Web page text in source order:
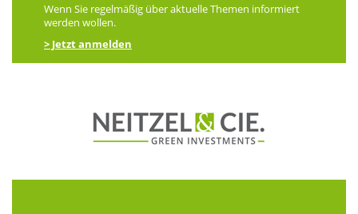
Wenn Sie regelmäßig über aktuelle Themen informiert
werden wollen.
> Jetzt anmelden